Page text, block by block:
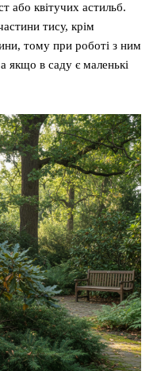
або квітучих астильб.
тису, крім
тому при роботі з ним
якщо в саду є маленькі